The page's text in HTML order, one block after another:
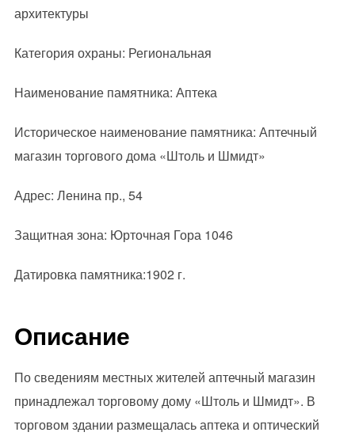
архитектуры
Категория охраны: Региональная
Наименование памятника: Аптека
Историческое наименование памятника: Аптечный
магазин торгового дома «Штоль и Шмидт»
Адрес: Ленина пр., 54
Защитная зона: Юрточная Гора 1046
Датировка памятника:1902 г.
Описание
По сведениям местных жителей аптечный магазин
принадлежал торговому дому «Штоль и Шмидт». В
торговом здании размещалась аптека и оптический